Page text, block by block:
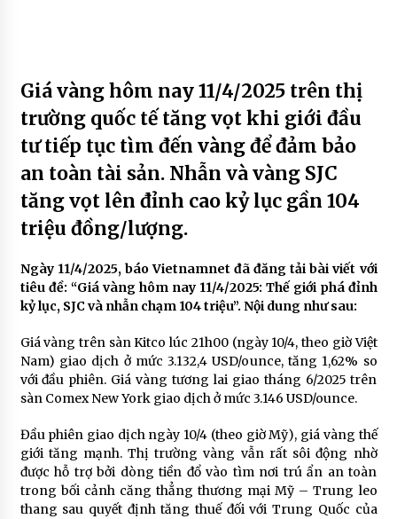
Giá vàng hôm nay 11/4/2025 trên thị
trường quốc tế tăng vọt khi giới đầu
tư tiếp tục tìm đến vàng để đảm bảo
an toàn tài sản. Nhẫn và vàng SJC
tăng vọt lên đỉnh cao kỷ lục gần 104
triệu đồng/lượng.
Ngày 11/4/2025, báo Vietnamnet đã đăng tải bài viết với
tiêu đề: “Giá vàng hôm nay 11/4/2025: Thế giới phá đỉnh
kỷ lục, SJC và nhẫn chạm 104 triệu”. Nội dung như sau:
Giá vàng trên sàn Kitco lúc 21h00 (ngày 10/4, theo giờ Việt
Nam) giao dịch ở mức 3.132,4 USD/ounce, tăng 1,62% so
với đầu phiên. Giá vàng tương lai giao tháng 6/2025 trên
sàn Comex New York giao dịch ở mức 3.146 USD/ounce.
Đầu phiên giao dịch ngày 10/4 (theo giờ Mỹ), giá vàng thế
giới tăng mạnh. Thị trường vàng vẫn rất sôi động nhờ
được hỗ trợ bởi dòng tiền đổ vào tìm nơi trú ẩn an toàn
trong bối cảnh căng thẳng thương mại Mỹ – Trung leo
thang sau quyết định tăng thuế đối với Trung Quốc của